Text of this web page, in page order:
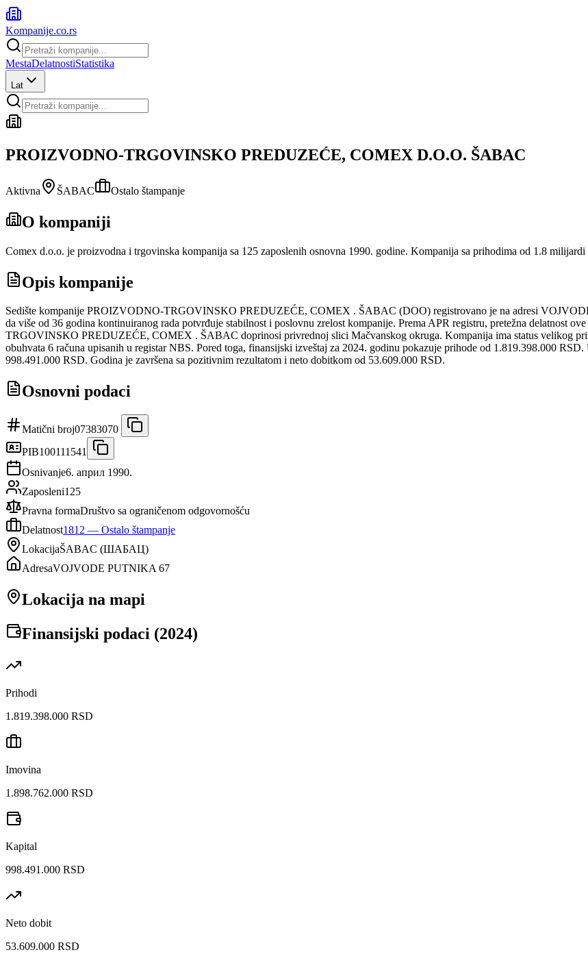
Kompanije.co.rs
MestaDelatnostiStatistika
Lat
PROIZVODNO-TRGOVINSKO PREDUZEĆE, COMEX D.O.O. ŠABAC
Aktivna ŠABAC Ostalo štampanje
O kompaniji
Comex d.o.o. je proizvodna i trgovinska kompanija sa 125 zaposlenih osnovna 1990. godine. Kompanija sa prihodima od 1.8
Opis kompanije
Sedište kompanije PROIZVODNO-TRGOVINSKO PREDUZEĆE, COMEX . ŠABAC (DOO) registrovano je na adresi
da više od 36 godina kontinuiranog rada potvrđuje stabilnost i poslovnu zrelost kompanije. Prema APR registru, pretežna delatnost
TRGOVINSKO PREDUZEĆE, COMEX . ŠABAC doprinosi privrednoj slici Mačvanskog okruga. Kompanija ima status velikog
obuhvata 6 računa upisanih u registar NBS. Pored toga, finansijski izveštaj za 2024. godinu pokazuje prihode od 1.819.398.000
998.491.000 RSD. Godina je završena sa pozitivnim rezultatom i neto dobitkom od 53.609.000 RSD.
Osnovni podaci
Matični broj07383070
PIB100111541
Osnivanje6. април 1990.
Zaposleni125
Pravna formaDruštvo sa ograničenom odgovornošću
Delatnost1812 — Ostalo štampanje
LokacijaŠABAC (ШАБАЦ)
AdresaVOJVODE PUTNIKA 67
Lokacija na mapi
Finansijski podaci (2024)
Prihodi
1.819.398.000 RSD
Imovina
1.898.762.000 RSD
Kapital
998.491.000 RSD
Neto dobit
53.609.000 RSD